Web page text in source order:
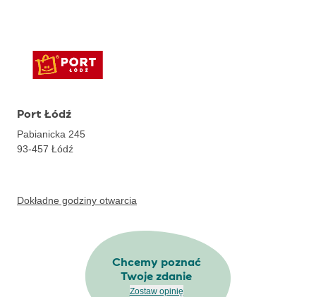
Port Łódź
Pabianicka 245
93-457 Łódź
Dokładne godziny otwarcia
Chcemy poznać
Twoje zdanie
Zostaw opinię